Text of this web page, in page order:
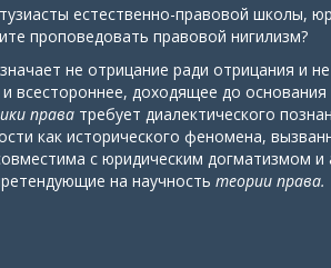
естественно-правовой школы,
проповедовать правовой нигилизм?
не отрицание ради отрицания и
всестороннее, доходящее до
права требует диалектического
как исторического феномена,
с юридическим догматизмом и
на научность теории права.